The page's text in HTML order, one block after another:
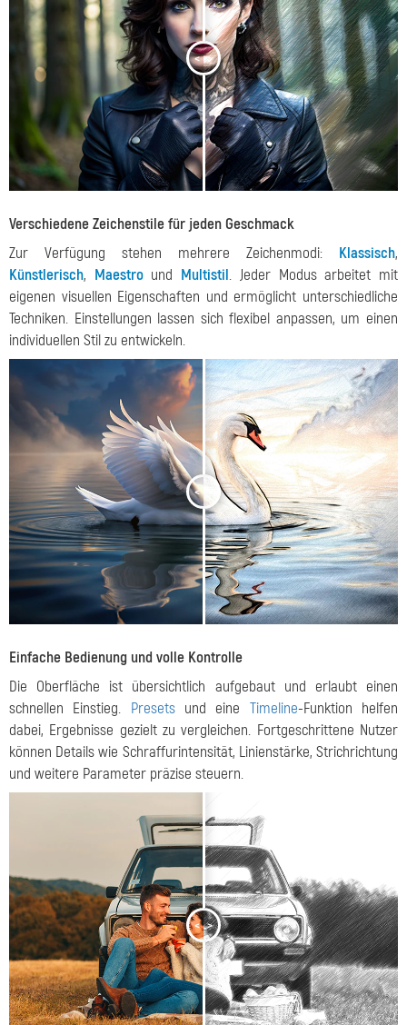
< >
Verschiedene Zeichenstile für jeden Geschmack
Zur Verfügung stehen mehrere Zeichenmodi: Klassisch,
Künstlerisch, Maestround Multistil. Jeder Modus arbeitet mit
eigenen visuellen Eigenschaften und ermöglicht unterschiedliche
Techniken. Einstellungen lassen sich flexibel anpassen, um einen
individuellen Stil zu entwickeln.
<
Einfache Bedienung und volle Kontrolle
Die Oberfläche ist übersichtlich aufgebaut und erlaubt einen
schnellen Einstieg. Presetsund eine Timeline-Funktion helfen
dabei, Ergebnisse gezielt zu vergleichen. Fortgeschrittene Nutzer
können Details wie Schraffurintensität, Linienstärke, Strichrichtung
und weitere Parameter präzise steuern.
< >